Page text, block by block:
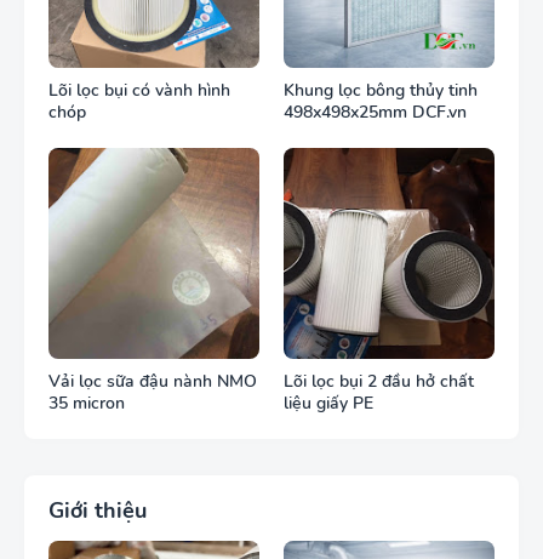
Lõi lọc bụi có vành hình
chóp
Khung lọc bông thủy tinh
498x498x25mm DCF.vn
Vải lọc sữa đậu nành NMO
35 micron
Lõi lọc bụi 2 đầu hở chất
liệu giấy PE
Giới thiệu